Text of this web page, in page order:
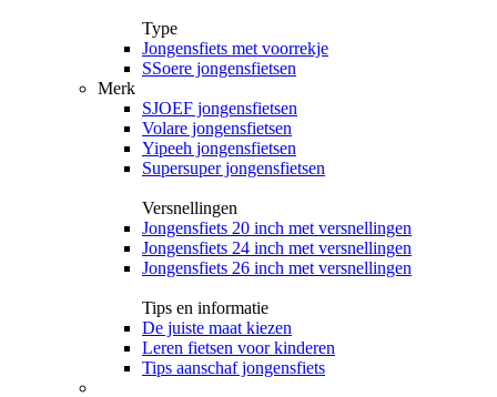
Type
Jongensfiets met voorrekje
SSoere jongensfietsen
Merk
SJOEF jongensfietsen
Volare jongensfietsen
Yipeeh jongensfietsen
Supersuper jongensfietsen
Versnellingen
Jongensfiets 20 inch met versnellingen
Jongensfiets 24 inch met versnellingen
Jongensfiets 26 inch met versnellingen
Tips en informatie
De juiste maat kiezen
Leren fietsen voor kinderen
Tips aanschaf jongensfiets